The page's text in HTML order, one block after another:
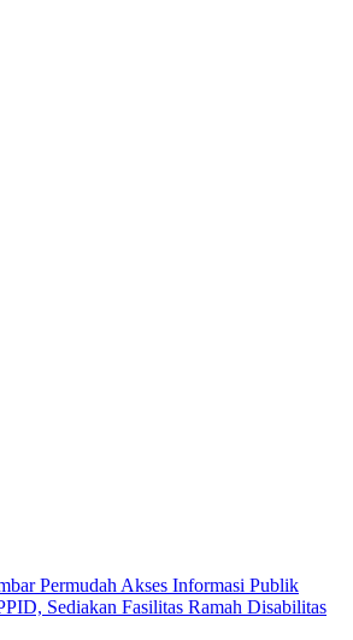
Permudah Akses Informasi Publik
Sediakan Fasilitas Ramah Disabilitas